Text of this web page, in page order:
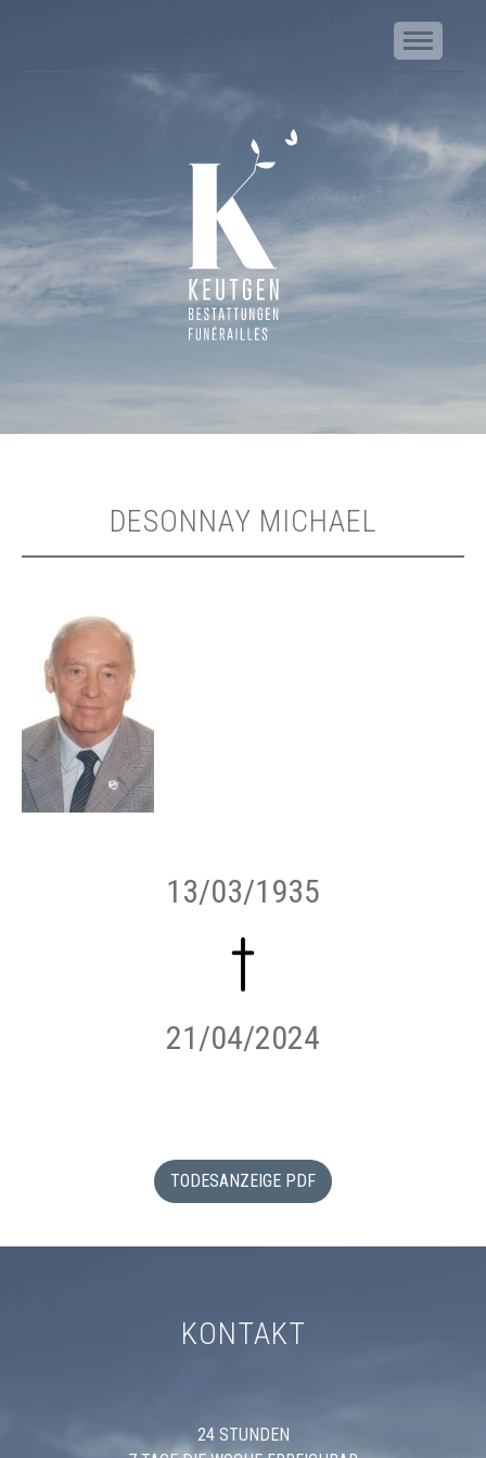
Keutgen | Bestattungen - Funérailles
DESONNAY MICHAEL
13/03/1935
21/04/2024
TODESANZEIGE PDF
KONTAKT
24 STUNDEN